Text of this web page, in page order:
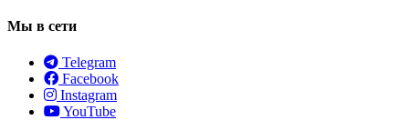
Мы в сети
Telegram
Facebook
Instagram
YouTube